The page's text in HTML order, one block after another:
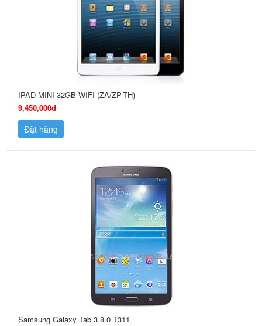
IPAD MINI 32GB WIFI (ZA/ZP-TH)
9,450,000đ
Đặt hàng
Samsung Galaxy Tab 3 8.0 T311